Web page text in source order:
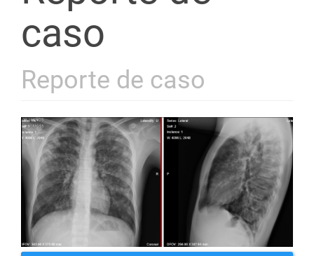
caso
Reporte de caso
Barra
lateral
del
artículo